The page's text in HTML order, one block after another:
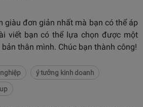
giàu đơn giản nhất mà bạn có thể áp
viết bạn có thể lựa chọn được một
thân mình. Chúc bạn thành công!
ý tưởng kinh doanh